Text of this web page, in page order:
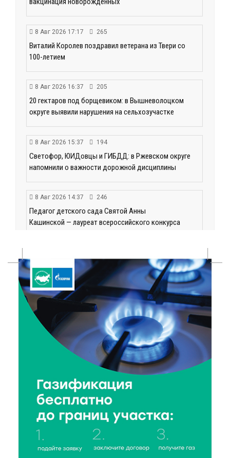
8 Авг 2026 17:17 265
Виталий Королев поздравил ветерана из Твери со
100-летием
8 Авг 2026 16:37 205
20 гектаров под борщевиком: в Вышневолоцком
округе выявили нарушения на сельхозучастке
8 Авг 2026 15:37 194
Светофор, ЮИДовцы и ГИБДД: в Ржевском округе
напомнили о важности дорожной дисциплины
8 Авг 2026 14:37 246
Педагог детского сада Святой Анны
Кашинской — лауреат всероссийского конкурса
Тверские экологи сняли на видео медвежий обед
8 Авг 2026 14:14 226
Виталий Королев запустил веловолну на Волге в
Калязине
8 Авг 2026 13:37 447
Чем удивит X Международный фестиваль «Калитка»
8 Авг 2026 12:37 252
Забыл вещи в транспорте? Рассказываем, что ждёт
пассажиров по новым правилам